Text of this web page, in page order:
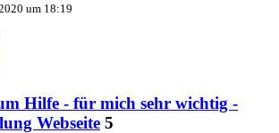
um 18:19
Hilfe - für mich sehr wichtig -
Webseite 5